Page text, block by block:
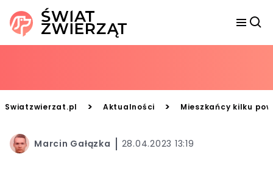
Swiatzwierzat.pl > Aktualności > Mieszkańcy kilku
Marcin Gałązka 28.04.2023 13:19